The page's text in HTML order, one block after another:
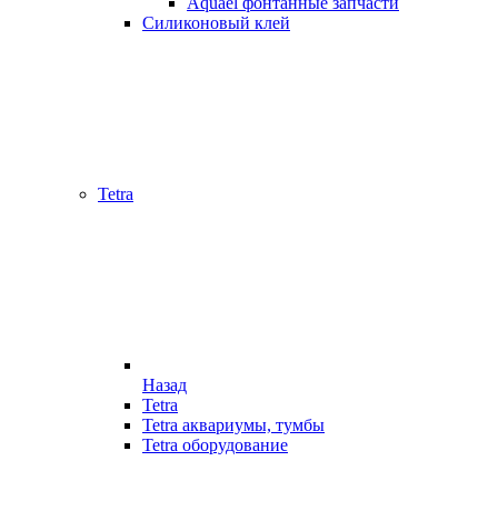
Силиконовый клей
Tetra
Назад
Tetra
Tetra аквариумы, тумбы
Tetra оборудование